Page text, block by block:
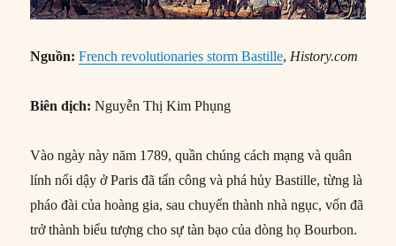
Nguồn:French revolutionaries storm Bastille,History.com
Biên dịch: Nguyễn Thị Kim Phụng
Vào ngày này năm 1789, quần chúng cách mạng và quân
lính nổi dậy ở Paris đã tấn công và phá hủy Bastille, từng là
pháo đài của hoàng gia, sau chuyển thành nhà ngục, vốn đã
trở thành biểu tượng cho sự tàn bạo của dòng họ Bourbon.